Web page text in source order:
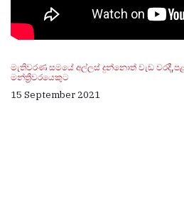
මැතිවරණ සමයේ අල්ලස් දුන්නොත් වැඩ
මන්ත්‍රීවරයෙකුට
15 September 2021